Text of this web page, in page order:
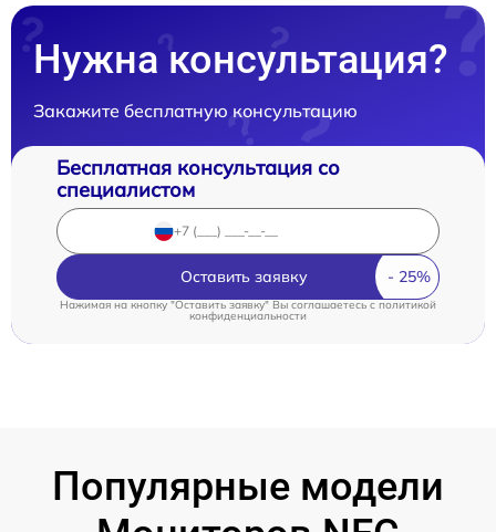
Нужна консультация?
Закажите бесплатную консультацию
Бесплатная консультация со
специалистом
Оставить заявку
Нажимая на кнопку "Оставить заявку" Вы соглашаетесь cполитикой
конфиденциальности
Популярные модели